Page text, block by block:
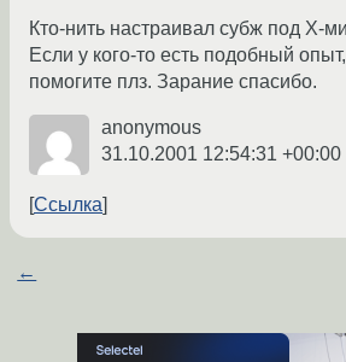
Кто-нить настраивал субж под Х-
Если у кого-то есть подобный опыт,
помогите плз. Зарание спасибо.
anonymous
31.10.2001 12:54:31 +00:00
Ссылка
←